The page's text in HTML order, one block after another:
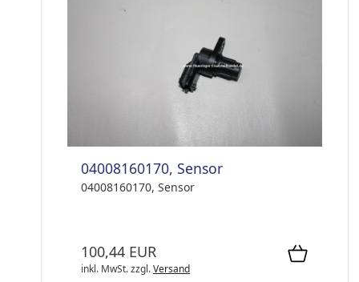
04008160170, Sensor
04008160170, Sensor
100,44 EUR
inkl. MwSt.zzgl.Versand